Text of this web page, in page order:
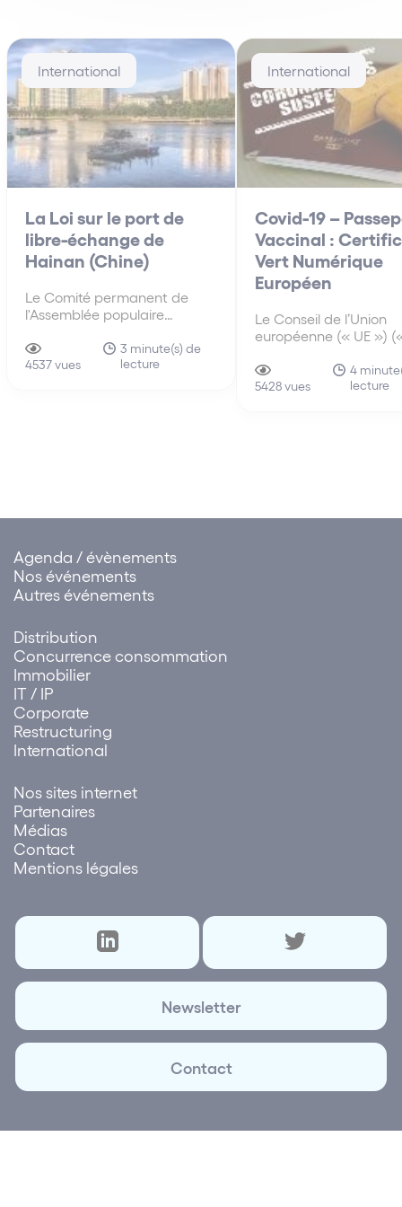
International
La Loi sur le port de
libre-échange de
Hainan (Chine)
Le Comité permanent de
l'Assemblée populaire
législatif suprême de la
Chine, a adopté le 10 juin
4537 vues
3 minute(s) de
lecture
International
Covid-19 –
Vaccinal :
Vert Numérique
Européen
Le Conseil de l’Union
européenne (« UE »)
avril 2021, un mandat
négociation avec le
5428 vues
4
lecture
Agenda / évènements
Nos événements
Autres événements
Distribution
Concurrence consommation
Immobilier
IT / IP
Corporate
Restructuring
International
Nos sites internet
Partenaires
Médias
Contact
Mentions légales
Newsletter
Contact